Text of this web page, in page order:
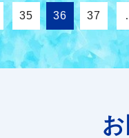
35 36 37